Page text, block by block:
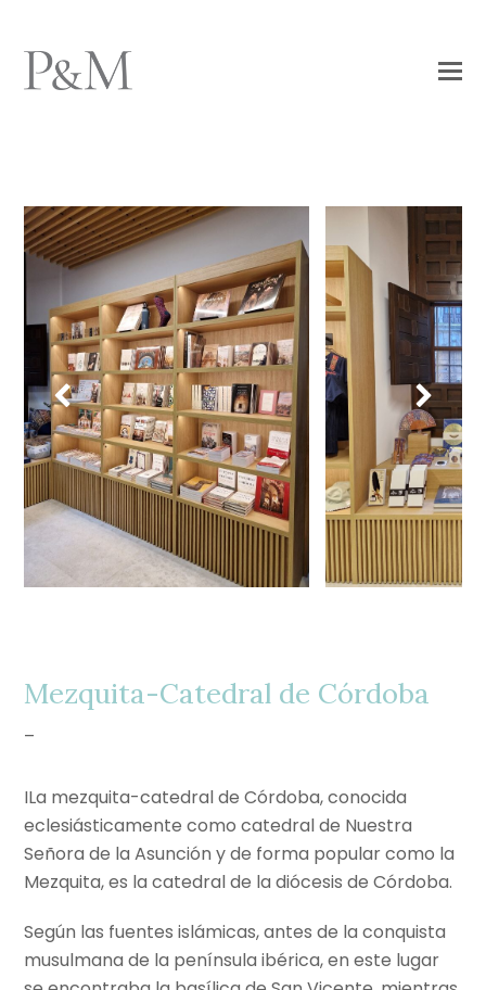
Previous
Slide
Next
Slide
Mezquita-Catedral de Córdoba
–
ILa mezquita-catedral de Córdoba,​ conocida
eclesiásticamente como catedral de Nuestra
Señora de la Asunción​ y de forma popular como la
Mezquita, es la catedral de la diócesis de Córdoba.
Según las fuentes islámicas, antes de la conquista
musulmana de la península ibérica, en este lugar